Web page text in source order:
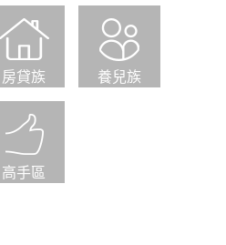
房貸族 養兒族
高手區